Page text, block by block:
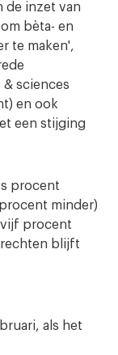
de inzet van
bèta- en
te maken',
sciences
en ook
een stijging
procent
minder)
vijf procent
rechten blijft
als het